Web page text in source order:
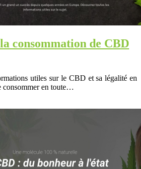
consommation de CBD
utiles sur le CBD et sa légalité en
consommer en toute…